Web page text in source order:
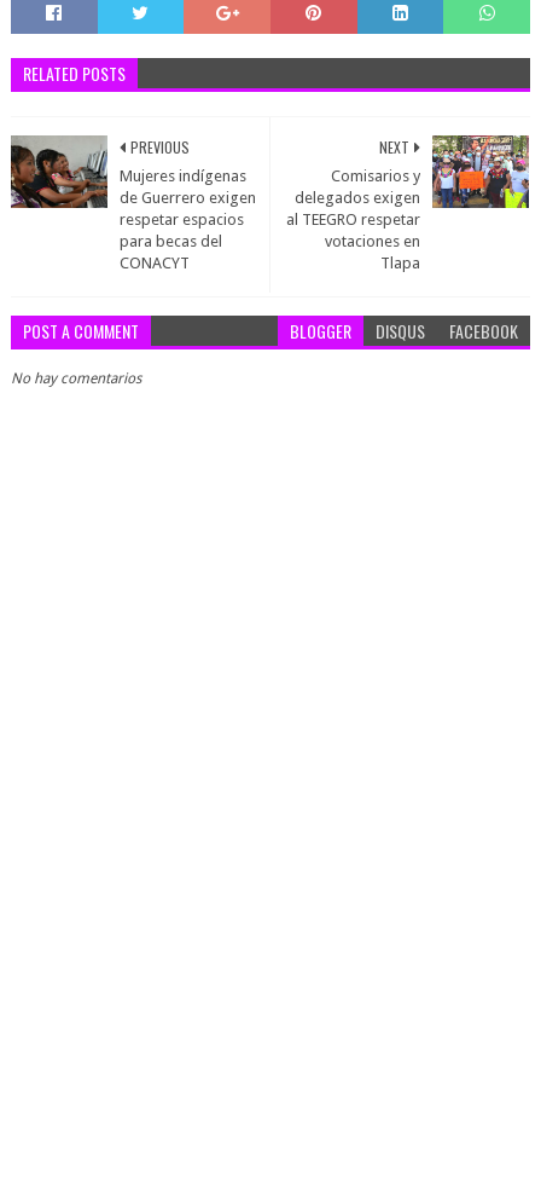
RELATED POSTS
NEXT
Comisarios y
delegados exigen
al TEEGRO respetar
votaciones en
Tlapa
PREVIOUS
Mujeres indígenas
de Guerrero exigen
respetar espacios
para becas del
CONACYT
POST A COMMENT BLOGGER DISQUS FACEBOOK
No hay comentarios